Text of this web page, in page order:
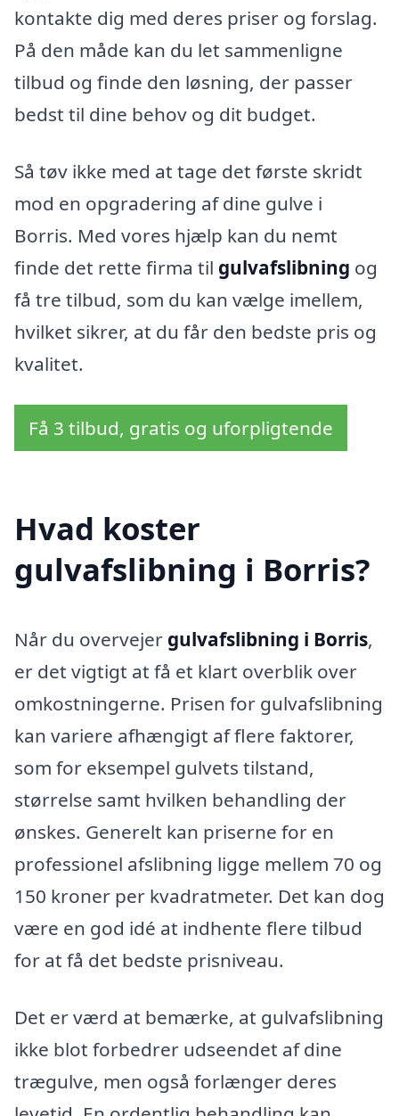
kontakte dig med deres priser og forslag.
På den måde kan du let sammenligne
tilbud og finde den løsning, der passer
bedst til dine behov og dit budget.
Så tøv ikke med at tage det første skridt
mod en opgradering af dine gulve i
Borris. Med vores hjælp kan du nemt
finde det rette firma til gulvafslibning og
få tre tilbud, som du kan vælge imellem,
hvilket sikrer, at du får den bedste pris og
kvalitet.
Få 3 tilbud, gratis og uforpligtende
Hvad koster
gulvafslibning i Borris?
Når du overvejer gulvafslibning i Borris,
er det vigtigt at få et klart overblik over
omkostningerne. Prisen for gulvafslibning
kan variere afhængigt af flere faktorer,
som for eksempel gulvets tilstand,
størrelse samt hvilken behandling der
ønskes. Generelt kan priserne for en
professionel afslibning ligge mellem 70 og
150 kroner per kvadratmeter. Det kan dog
være en god idé at indhente flere tilbud
for at få det bedste prisniveau.
Det er værd at bemærke, at gulvafslibning
ikke blot forbedrer udseendet af dine
trægulve, men også forlænger deres